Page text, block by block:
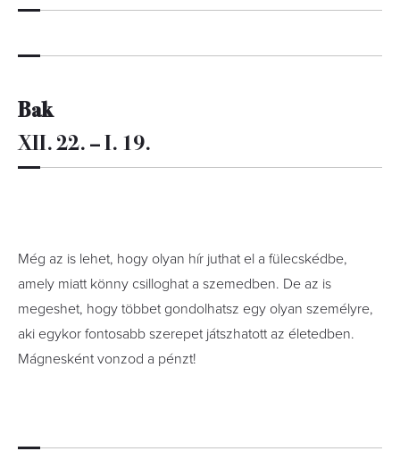
Bak
XII. 22. – I. 19.
Még az is lehet, hogy olyan hír juthat el a fülecskédbe,
amely miatt könny csilloghat a szemedben. De az is
megeshet, hogy többet gondolhatsz egy olyan személyre,
aki egykor fontosabb szerepet játszhatott az életedben.
Mágnesként vonzod a pénzt!